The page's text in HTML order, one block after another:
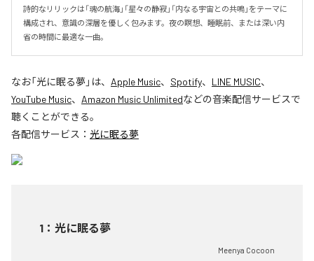
詩的なリリックは「魂の航海」「星々の静寂」「内なる宇宙との共鳴」をテーマに
構成され、意識の深層を優しく包みます。夜の瞑想、睡眠前、または深い内
省の時間に最適な一曲。
なお「光に眠る夢 」は、 Apple Music、 Spotify、 LINE MUSIC、
YouTube Music、 Amazon Music Unlimitedなどの音楽配信サービスで
聴くことができる。
各配信サービス： 光に眠る夢
1 ： 光に眠る夢
Meenya Cocoon